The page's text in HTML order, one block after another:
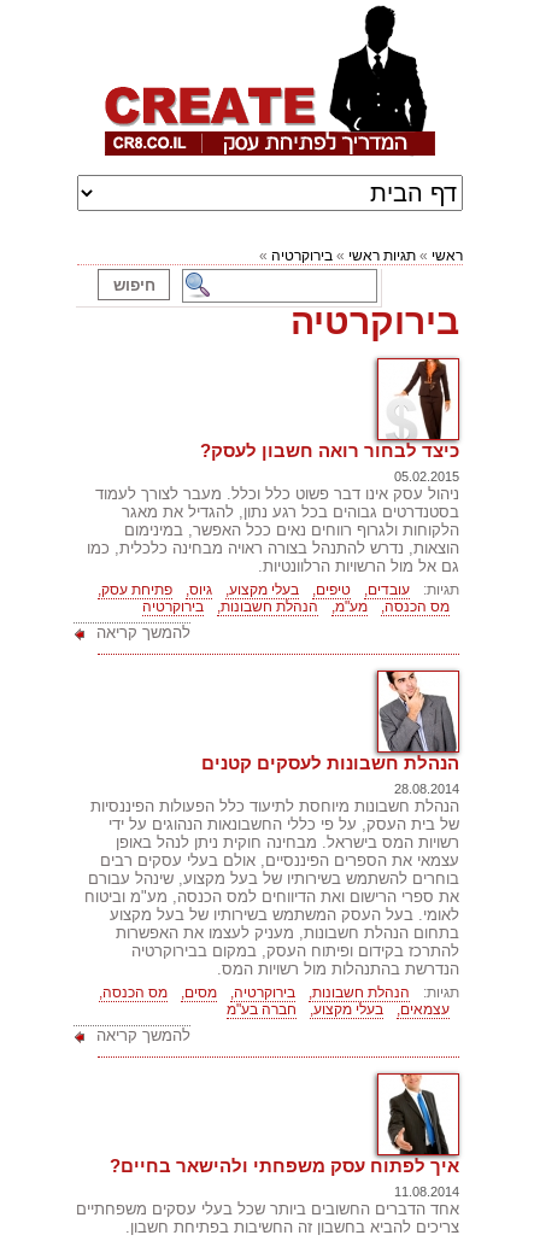
ראשי » תגיות ראשי » בירוקרטיה »
בירוקרטיה
כיצד לבחור רואה חשבון לעסק?
05.02.2015
ניהול עסק אינו דבר פשוט כלל וכלל. מעבר לצורך לעמוד
בסטנדרטים גבוהים בכל רגע נתון, להגדיל את מאגר
הלקוחות ולגרוף רווחים נאים ככל האפשר, במינימום
הוצאות, נדרש להתנהל בצורה ראויה מבחינה כלכלית, כמו
גם אל מול הרשויות הרלוונטיות.
תגיות: עובדים, טיפים, בעלי מקצוע, גיוס,
פתיחת עסק,
מס הכנסה,
מע"מ, הנהלת חשבונות, בירוקרטיה
להמשך קריאה
הנהלת חשבונות לעסקים קטנים
28.08.2014
הנהלת חשבונות מיוחסת לתיעוד כלל הפעולות הפיננסיות
של בית העסק, על פי כללי החשבונאות הנהוגים על ידי
רשויות המס בישראל. מבחינה חוקית ניתן לנהל באופן
עצמאי את הספרים הפיננסיים, אולם בעלי עסקים רבים
בוחרים להשתמש בשירותיו של בעל מקצוע, שינהל עבורם
את ספרי הרישום ואת הדיווחים למס הכנסה, מע"מ וביטוח
לאומי. בעל העסק המשתמש בשירותיו של בעל מקצוע
בתחום הנהלת חשבונות, מעניק לעצמו את האפשרות
להתרכז בקידום ופיתוח העסק, במקום בבירוקרטיה
הנדרשת בהתנהלות מול רשויות המס.
תגיות: הנהלת חשבונות, בירוקרטיה, מסים,
מס הכנסה,
עצמאים,
בעלי מקצוע, חברה בע"מ
להמשך קריאה
איך לפתוח עסק משפחתי ולהישאר בחיים?
11.08.2014
אחד הדברים החשובים ביותר שכל בעלי עסקים משפחתיים
צריכים להביא בחשבון זה החשיבות בפתיחת חשבון.